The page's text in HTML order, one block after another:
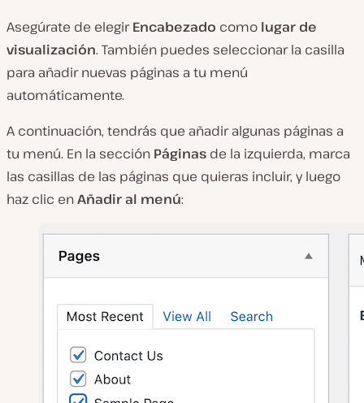
Asegúrate de elegirEncabezado como lugar de
visualización. También puedes seleccionar la casilla
para añadir nuevas páginas a tu menú
automáticamente.
A continuación, tendrás que añadir algunas páginas a
tu menú. En la sección Páginas de la izquierda, marca
las casillas de las páginas que quieras incluir, y luego
haz clic enAñadir al menú: